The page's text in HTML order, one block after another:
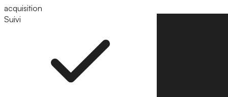
acquisition
Suivi